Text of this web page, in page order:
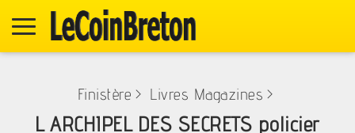
Finistère > Livres Magazines >
L ARCHIPEL DES SECRETS policier